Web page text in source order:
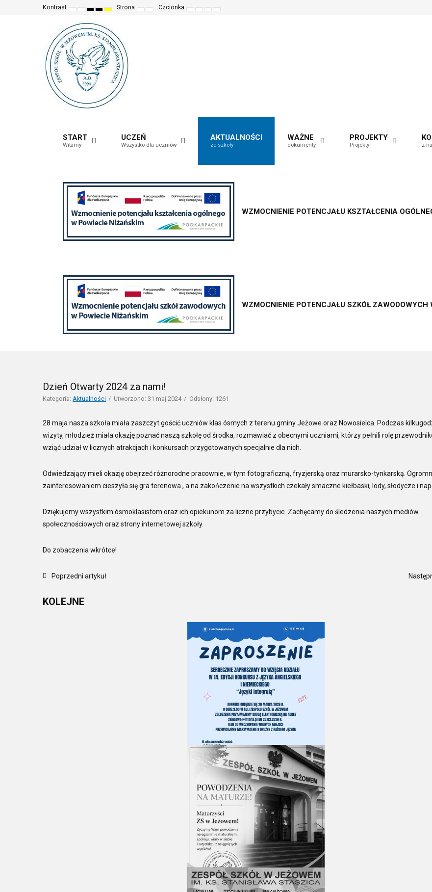
Kontrast
Ustawienia
TrybWysoki
(czarno-
biały)
Wysoki
(czarno-
żółty)
Wysoki
czarny)
Strona
FixedWide
Czcionka
SetSetMake
Set
START
Witamy
UCZEŃ
Wszystko dla uczniów
AKTUALNOŚCI
ze szkoły
WAŻNE
dokumenty
PROJEKTY
Projekty z
WZMOCNIENIE POTENCJAŁU KSZTAŁCENIA
WZMOCNIENIE POTENCJAŁU SZKÓŁ ZAWODOWYCH
Dzień Otwarty 2024 za nami!
Kategoria: Aktualności Utworzono: 31 maj 2024 Odsłony: 1261
28 maja nasza szkoła miała zaszczyt gościć uczniów klas ósmych z terenu gminy Jeżowe oraz Nowosielca. Podczas
wizyty, młodzież miała okazję poznać naszą szkołę od środka, rozmawiać z obecnymi uczniami, którzy pełnili rolę
wziąć udział w licznych atrakcjach i konkursach przygotowanych specjalnie dla nich.
Odwiedzający mieli okazję obejrzeć różnorodne pracownie, w tym fotograficzną, fryzjerską oraz murarsko-tynkarską.
zainteresowaniem cieszyła się gra terenowa , a na zakończenie na wszystkich czekały smaczne kiełbaski, lody, słodycze i
Dziękujemy wszystkim ósmoklasistom oraz ich opiekunom za liczne przybycie. Zachęcamy do śledzenia naszych mediów
społecznościowych oraz strony internetowej szkoły.
Do zobaczenia wkrótce!
Poprzedni artykuł
KOLEJNE